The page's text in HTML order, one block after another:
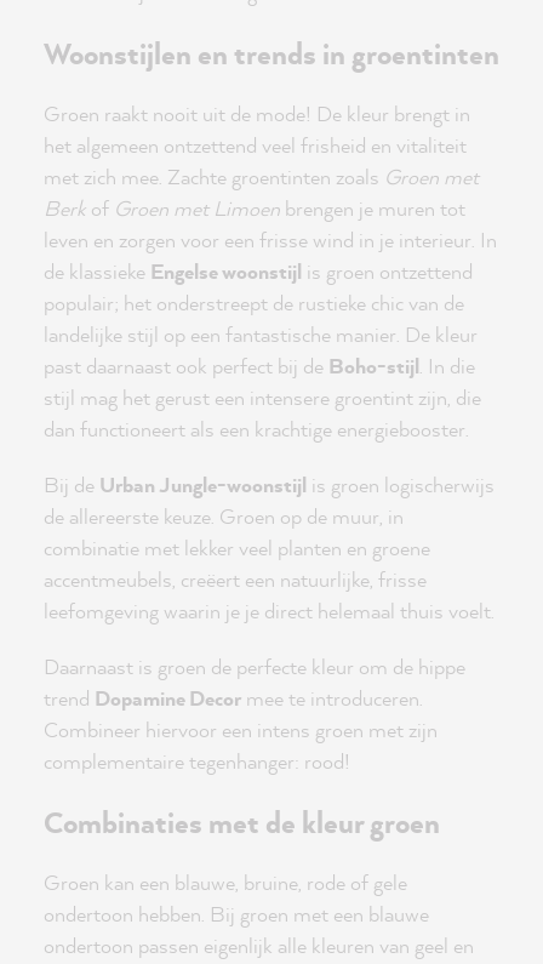
Woonstijlen en trends in groentinten
Groen raakt nooit uit de mode! De kleur brengt in
het algemeen ontzettend veel frisheid en vitaliteit
met zich mee. Zachte groentinten zoals Groen met
Berk of Groen met Limoen brengen je muren tot
leven en zorgen voor een frisse wind in je interieur. In
de klassieke Engelse woonstijl is groen ontzettend
populair; het onderstreept de rustieke chic van de
landelijke stijl op een fantastische manier. De kleur
past daarnaast ook perfect bij de Boho-stijl. In die
stijl mag het gerust een intensere groentint zijn, die
dan functioneert als een krachtige energiebooster.
Bij de Urban Jungle-woonstijl is groen logischerwijs
de allereerste keuze. Groen op de muur, in
combinatie met lekker veel planten en groene
accentmeubels, creëert een natuurlijke, frisse
leefomgeving waarin je je direct helemaal thuis voelt.
Daarnaast is groen de perfecte kleur om de hippe
trend Dopamine Decor mee te introduceren.
Combineer hiervoor een intens groen met zijn
complementaire tegenhanger: rood!
Combinaties met de kleur groen
Groen kan een blauwe, bruine, rode of gele
ondertoon hebben. Bij groen met een blauwe
ondertoon passen eigenlijk alle kleuren van geel en